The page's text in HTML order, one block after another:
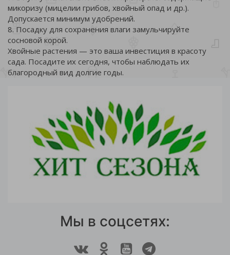
микоризу (мицелии грибов, хвойный опад и др.).
Допускается минимум удобрений.
8. Посадку для сохранения влаги замульчируйте
сосновой корой.
Хвойные растения — это ваша инвестиция в красоту
сада. Посадите их сегодня, чтобы наблюдать их
благородный вид долгие годы.
Мы в соцсетях: